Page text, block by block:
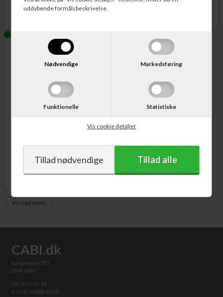
uddybende formålsbeskrivelse.
Nødvendige Markedsføring
Funktionelle Statistiske
Vis cookie detaljer
134,00 DKK
Vis med moms
CABI.dk
Kongevejen 373
2840 Holte
Tlf. 30 50 62 10
E-mail: salg@cabi.dk